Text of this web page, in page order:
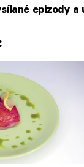
epizody